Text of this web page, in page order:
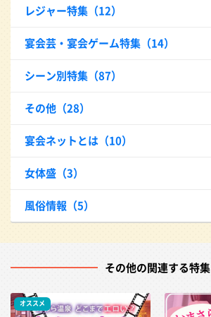
レジャー特集（12）
宴会芸・宴会ゲーム特集（14）
シーン別特集（87）
その他（28）
宴会ネットとは（10）
女体盛（3）
風俗情報（5）
その他の関連する特集
オススメ